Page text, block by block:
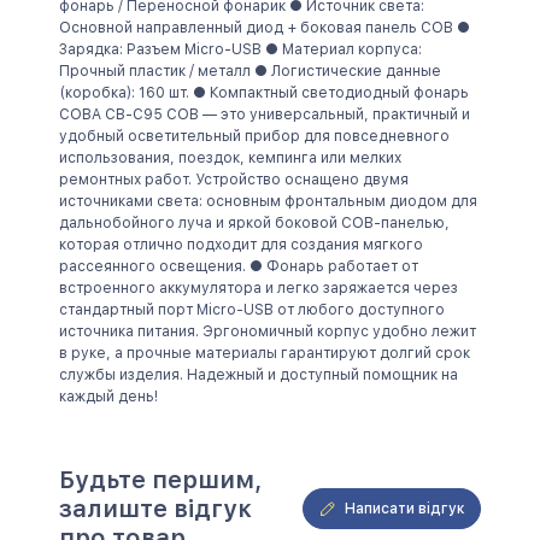
фонарь / Переносной фонарик ● Источник света:
Основной направленный диод + боковая панель COB ●
Зарядка: Разъем Micro-USB ● Материал корпуса:
Прочный пластик / металл ● Логистические данные
(коробка): 160 шт. ● Компактный светодиодный фонарь
COBA CB-C95 COB — это универсальный, практичный и
удобный осветительный прибор для повседневного
использования, поездок, кемпинга или мелких
ремонтных работ. Устройство оснащено двумя
источниками света: основным фронтальным диодом для
дальнобойного луча и яркой боковой COB-панелью,
которая отлично подходит для создания мягкого
рассеянного освещения. ● Фонарь работает от
встроенного аккумулятора и легко заряжается через
стандартный порт Micro-USB от любого доступного
источника питания. Эргономичный корпус удобно лежит
в руке, а прочные материалы гарантируют долгий срок
службы изделия. Надежный и доступный помощник на
каждый день!
Будьте першим,
залиште відгук
Написати відгук
Надіслати
Надіслати